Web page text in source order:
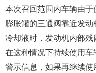
本次召回范围内车辆由
膨胀罐的三通阀靠近发
冷却液时，发动机内部残
在这种情况下持续使用
警示信息，如果再继续